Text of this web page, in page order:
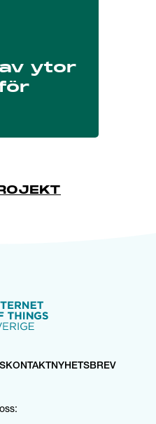
ytor
KONTAKT NYHETSBREV